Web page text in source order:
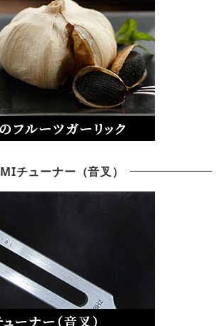
MIチューナー（音叉）